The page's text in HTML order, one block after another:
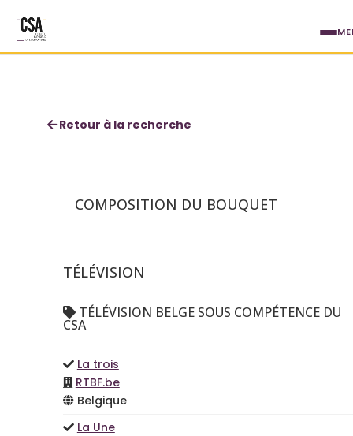
Télésat App
Retour à la recherche
COMPOSITION DU BOUQUET
TÉLÉVISION
TÉLÉVISION BELGE SOUS COMPÉTENCE DU
CSA
La trois
RTBF.be
Belgique
La Une